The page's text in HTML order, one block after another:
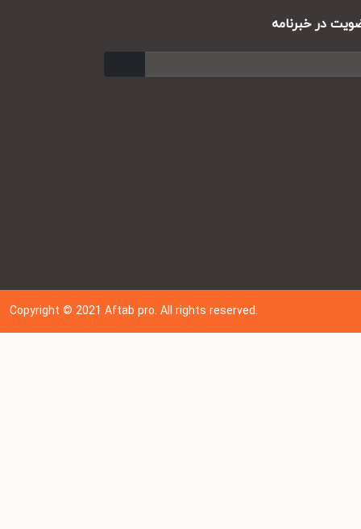
در خبرنامه
Copyright © 202 1Aftab pro. All rights reserved.